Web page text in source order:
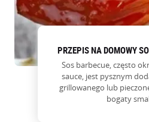
PRZEPIS NA DOMOWY
Sos barbecue, często
sauce, jest pysznym
grillowanego lub
bogaty